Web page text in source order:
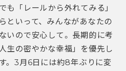
も「レールから外れてみる」
といって、みんながあなたの
いので安心して。長期的に考
生の密やかな幸福」を優先し
。3月6日には約8年ぶりに変